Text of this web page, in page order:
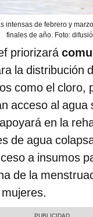
intensas de febrero y
finales de año. Foto:
priorizará
la distribución
como el cloro,
acceso al agua
en la
de agua
a insumos
de la